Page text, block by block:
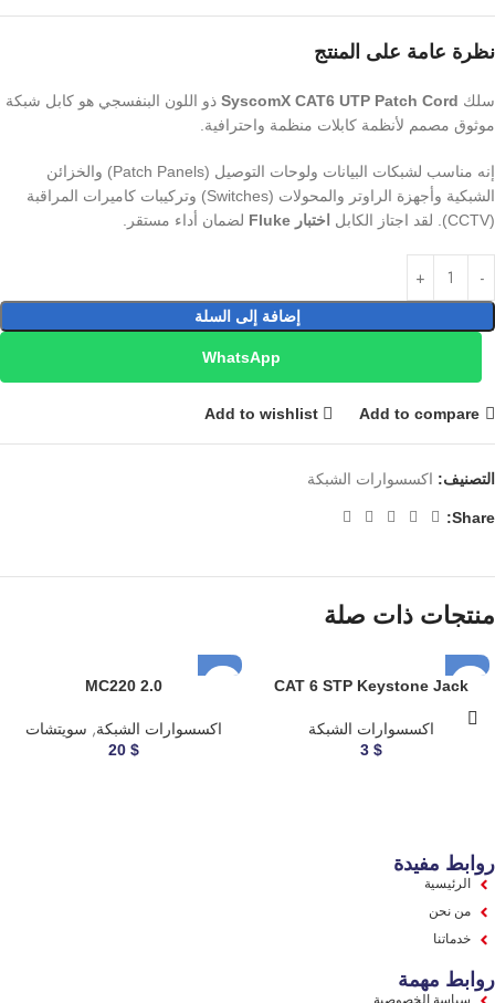
نظرة عامة على المنتج
سلك SyscomX CAT6 UTP Patch Cord ذو اللون البنفسجي هو كابل شبكة
موثوق مصمم لأنظمة كابلات منظمة واحترافية.
إنه مناسب لشبكات البيانات ولوحات التوصيل (Patch Panels) والخزائن
الشبكية وأجهزة الراوتر والمحولات (Switches) وتركيبات كاميرات المراقبة
(CCTV). لقد اجتاز الكابل
اختبار Fluke لضمان أداء مستقر.
إضافة إلى السلة
WhatsApp
Add to compare
Add to wishlist
التصنيف: اكسسوارات الشبكة
Share:
منتجات ذات صلة
CAT 6 STP Keystone Jack
اكسسوارات الشبكة
3 $
MC220 2.0
اكسسوارات الشبكة, سويتشات
20 $
روابط مفيدة
الرئيسية
من نحن
خدماتنا
روابط مهمة
سياسة الخصوصية